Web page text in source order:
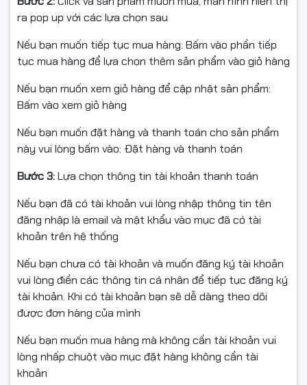
ra pop up với các lựa chọn sau
Nếu bạn muốn tiếp tục mua hàng: Bấm vào phần tiếp
tục mua hàng để lựa chọn thêm sản phẩm vào giỏ hàng
Nếu bạn muốn xem giỏ hàng để cập nhật sản phẩm:
Bấm vào xem giỏ hàng
Nếu bạn muốn đặt hàng và thanh toán cho sản phẩm
này vui lòng bấm vào: Đặt hàng và thanh toán
Bước 3:Lựa chọn thông tin tài khoản thanh toán
Nếu bạn đã có tài khoản vui lòng nhập thông tin tên
đăng nhập là email và mật khẩu vào mục đã có tài
khoản trên hệ thống
Nếu bạn chưa có tài khoản và muốn đăng ký tài khoản
vui lòng điền các thông tin cá nhân để tiếp tục đăng ký
tài khoản. Khi có tài khoản bạn sẽ dễ dàng theo dõi
được đơn hàng của mình
Nếu bạn muốn mua hàng mà không cần tài khoản vui
lòng nhấp chuột vào mục đặt hàng không cần tài
khoản